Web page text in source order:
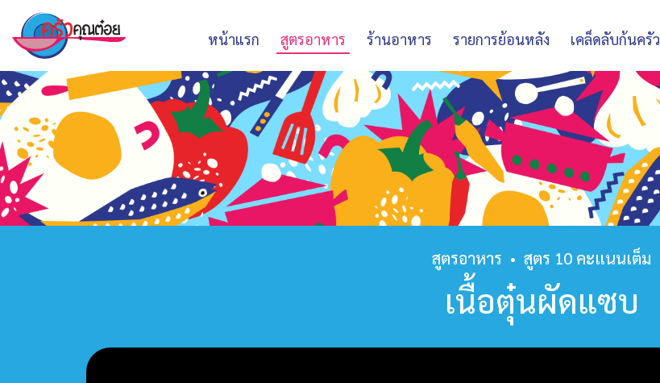
หน้าแรก สูตรอาหาร ร้านอาหาร รายการย้อนหลัง เคล็ดลับก้นครัว
สูตรอาหาร • สูตร 10 คะแนนเต็ม
เนื้อตุ๋นผัดแซบ